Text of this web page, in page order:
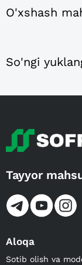
O'xshash
So'ngi
Tayyor
Aloqa
Sotib olish va